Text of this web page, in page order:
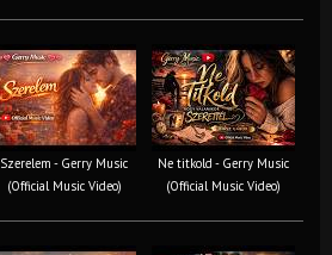
Szerelem - Gerry Music
(Official Music Video)
Ne titkold - Gerry Music
(Official Music Video)